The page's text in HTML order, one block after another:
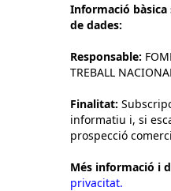
Informació
de dades:
Responsable:
TREBALL
Finalitat:
informatiu i, si
prospecció
Més informació i
privacitat.